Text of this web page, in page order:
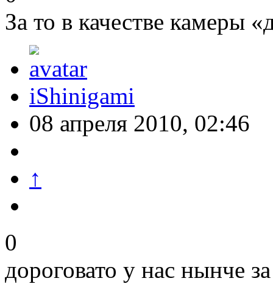
За то в качестве камеры
iShinigami
08 апреля 2010, 02:46
↑
0
дороговато у нас нынче